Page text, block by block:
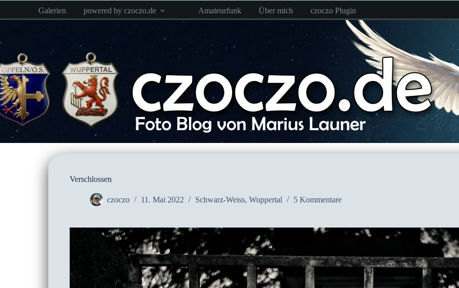
springen
Galerien powered by czoczo.de Amateurfunk Über mich czoczo Plugin
Verschlossen
czoczo 11. Mai 2022 Schwarz-Weiss, Wuppertal 5 Kommentare